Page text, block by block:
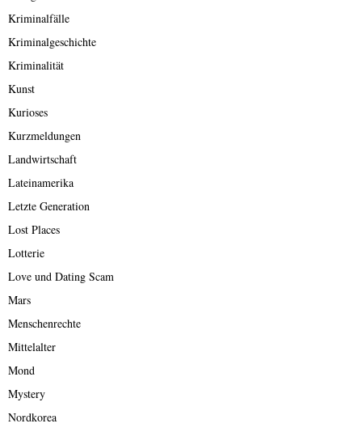
Kriminalfälle
Kriminalgeschichte
Kriminalität
Kunst
Kurioses
Kurzmeldungen
Landwirtschaft
Lateinamerika
Letzte Generation
Lost Places
Lotterie
Love und Dating Scam
Mars
Menschenrechte
Mittelalter
Mond
Mystery
Nordkorea